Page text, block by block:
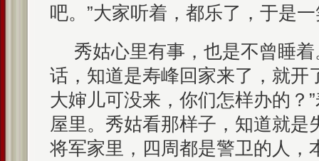
吧。”大家听着，都乐了，于是
秀姑心里有事，也是不曾睡
话，知道是寿峰回家来了，就开
大婶儿可没来，你们怎样办的？
屋里。秀姑看那样子，知道就是
将军家里，四周都是警卫的人，